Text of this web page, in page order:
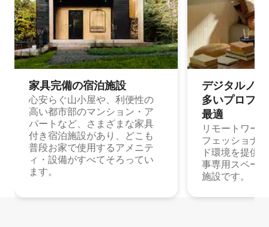
家具完備の宿⁠泊⁠施⁠設
心安らぐ山小屋や、利便性の
高い都市部のマンション・ア
パートなど、さまざまな家具
付き宿泊施設があり、どこも
普段お家で使用するアメニテ
ィ・設備がすべてそろってい
ます。
デジタルノ
多⁠いプ⁠ロ⁠フ⁠
最⁠適
リモートワー
フェッショナ
ド環境を提供
事専用スペー
施設です。